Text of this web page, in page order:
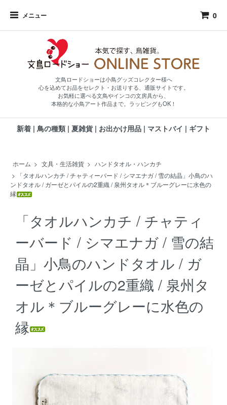
メニュー 0
文鳥ロードショーは小鳥グッズコレクター様へ
心を込めてお品をセレクト・お送りする、通販サイトです。
お気軽に選べる文鳥やインコの文房具から、
本格的な小鳥アート作品まで。ラッピングもOK！
新着 | 鳥の種類 | 夏雑貨 | お出かけ用品 | マストバイ | ギフト
ホーム > 文具・生活雑貨 > ハンドタオル・ハンカチ
>
「タオルハンカチ / チャティーバード / シマエナガ / 雪の結晶」小鳥のハ
ンドタオル / ガーゼとパイルの2重織 / 泉州タオル＊ブルーグレーに水色の
縁
「タオルハンカチ / チャティ
ーバード / シマエナガ / 雪の結
晶」小鳥のハンドタオル / ガ
ーゼとパイルの2重織 / 泉州タ
オル＊ブルーグレーに水色の
縁